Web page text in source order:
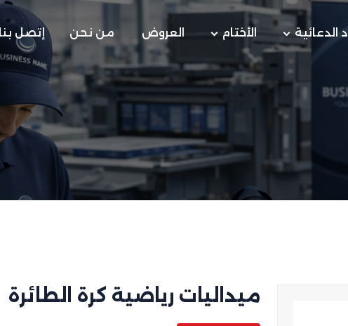
الدعائية الأختام العروض من نحن إتصل بنا
ميداليات رياضية كرة الطائرة